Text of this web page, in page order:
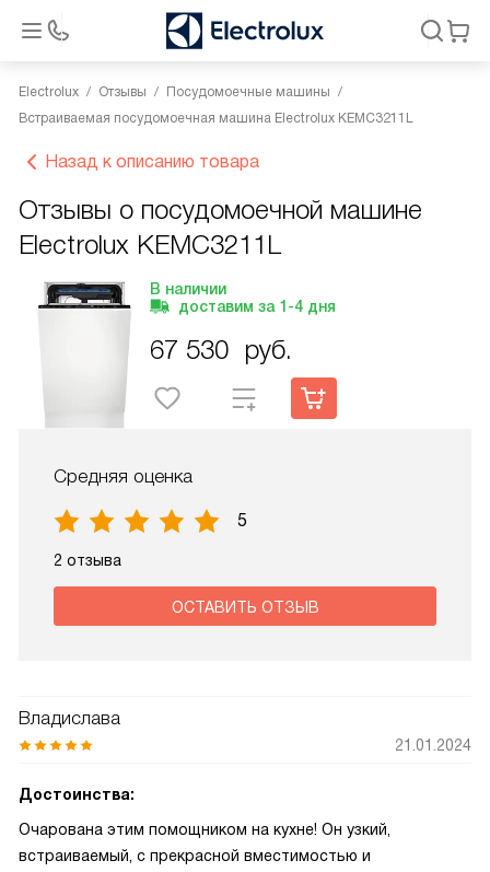
Electrolux Отзывы
Посудомоечные машины
Встраиваемая посудомоечная машина Electrolux KEMC3211L
Назад к описанию товара
Отзывы о посудомоечной машине
Electrolux KEMC3211L
В наличии
доставим за 1-4 дня
67 530 руб.
Средняя оценка
5
2 отзыва
ОСТАВИТЬ ОТЗЫВ
Владислава
21.01.2024
Достоинства:
Очарована этим помощником на кухне! Он узкий,
встраиваемый, с прекрасной вместимостью и